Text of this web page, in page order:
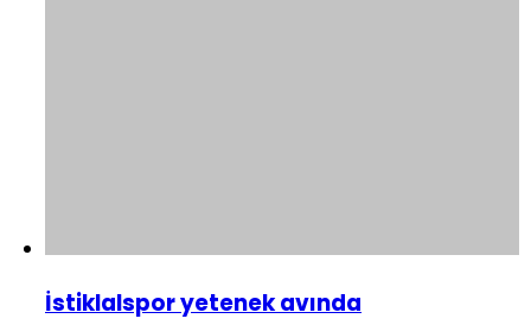
İstiklalspor yetenek avında